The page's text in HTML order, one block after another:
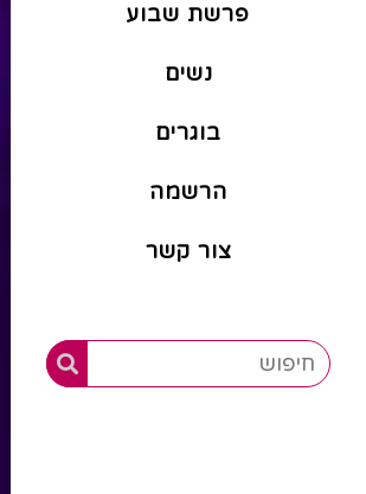
פרשת שבוע
נשים
בוגרים
הרשמה
צור קשר